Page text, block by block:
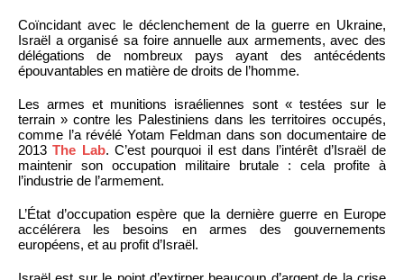
Coïncidant avec le déclenchement de la guerre en Ukraine,
Israël a organisé sa foire annuelle aux armements, avec des
délégations de nombreux pays ayant des antécédents
épouvantables en matière de droits de l’homme.
Les armes et munitions israéliennes sont « testées sur le
terrain » contre les Palestiniens dans les territoires occupés,
comme l’a révélé Yotam Feldman dans son documentaire de
2013The Lab. C’est pourquoi il est dans l’intérêt d’Israël de
maintenir son occupation militaire brutale : cela profite à
l’industrie de l’armement.
L’État d’occupation espère que la dernière guerre en Europe
accélérera les besoins en armes des gouvernements
européens, et au profit d’Israël.